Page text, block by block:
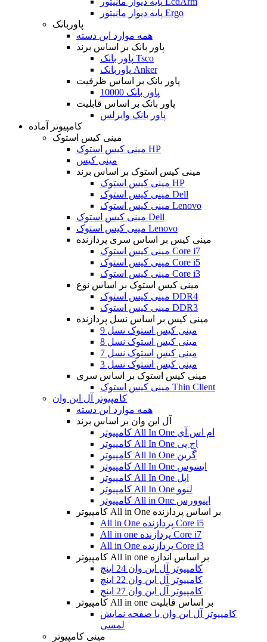
پایه دیوار مانیتور Ergo
پاوربانک
همه موارد این دسته
پاور بانک بر اساس برند
پاور بانک Tsco
پاوربانک Anker
پاور بانک بر اساس ظرفیت
پاور بانک 10000
پاور بانک بر اساس قابلیت
پاور بانک وایرلس
کامپیوتر آماده
مینی کیس استوک
مینی کیس استوک HP
مینی کیس
مینی کیس استوک بر اساس برند
مینی کیس استوک HP
مینی کیس استوک Dell
مینی کیس استوک Lenovo
مینی کیس استوک Dell
مینی کیس استوک Lenovo
مینی کیس بر اساس سری پردازنده
مینی کیس استوک Core i7
مینی کیس استوک Core i5
مینی کیس استوک Core i3
مینی کیس استوک بر اساس نوع
مینی کیس استوک DDR4
مینی کیس استوک DDR3
مینی کیس بر اساس نسل پردازنده
مینی کیس استوک نسل 9
مینی کیس استوک نسل 8
مینی کیس استوک نسل 7
مینی کیس استوک نسل 3
مینی کیس استوک بر اساس سری
مینی کیس استوک Thin Client
کامپیوتر آل این وان
همه موارد این دسته
آل این وان بر اساس برند
کامپیوتر All In One ام اس آی
کامپیوتر All In One اچ پی
کامپیوتر All In One گرین
کامپیوتر All In One ایسوس
کامپیوتر All In One اپل
کامپیوتر All In One لنوو
کامپیوتر All in One اینوورس
کامپیوتر All in One بر اساس پردازنده
All in One پردازنده Core i5
All in one پردازنده Core i7
All in One پردازنده Core i3
کامپیوتر All in one بر اساس اندازه
کامپیوتر آل این وان 24 اینچ
کامپیوتر آل این وان 22 اینچ
کامپیوتر آل این وان 27 اینچ
کامپیوتر All in one بر اساس قابلیت
کامپیوتر آل این وان با صفحه نمایش
لمسی
مینی کامپیوتر